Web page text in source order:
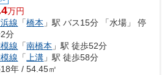
万円
線 「橋本 」駅 バス15分 「水場」 停
分
線 「南橋本 」駅 徒歩52分
線 「上溝 」駅 徒歩58分
年 / 54.45㎡